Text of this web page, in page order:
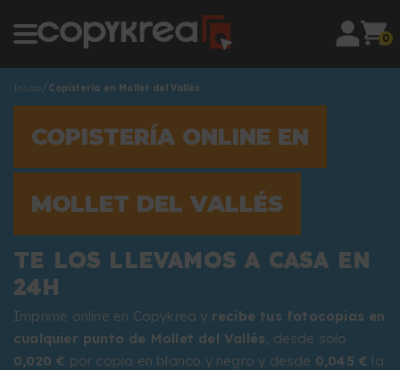
0
Inicio Copistería en Mollet del Vallés
COPISTERÍA ONLINE EN
MOLLET DEL VALLÉS
TE LOS LLEVAMOS A CASA EN
24H
Imprime online en Copykrea y recibe tus fotocopias en
cualquier punto de Mollet del Vallés, desde solo
0,020 € por copia en blanco y negro y desde 0,045 € la